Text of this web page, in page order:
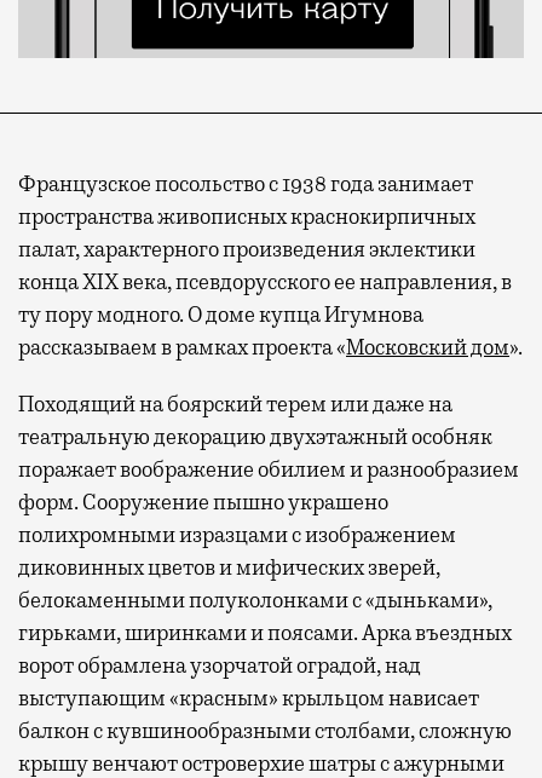
Французское посольство с 1938 года занимает
пространства живописных краснокирпичных
палат, характерного произведения эклектики
конца XIX века, псевдорусского ее направления, в
ту пору модного. О доме купца Игумнова
рассказываем в рамках проекта «Московский дом».
Походящий на боярский терем или даже на
театральную декорацию двухэтажный особняк
поражает воображение обилием и разнообразием
форм. Сооружение пышно украшено
полихромными изразцами с изображением
диковинных цветов и мифических зверей,
белокаменными полуколонками с «дыньками»,
гирьками, ширинками и поясами. Арка въездных
ворот обрамлена узорчатой оградой, над
выступающим «красным» крыльцом нависает
балкон с кувшинообразными столбами, сложную
крышу венчают островерхие шатры с ажурными